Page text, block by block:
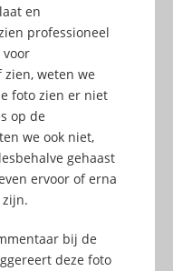
en
professioneel
zien, weten we
foto zien er niet
op de
we ook niet,
gehaast
ervoor of erna
bij de
deze foto